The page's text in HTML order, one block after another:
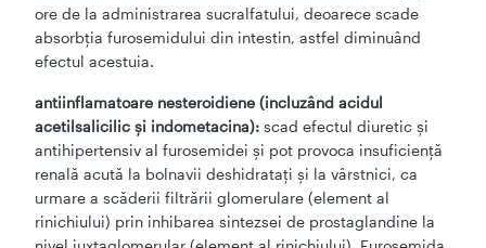
ore de la administrarea sucralfatului, deoarece scade
absorbţia furosemidului din intestin, astfel diminuând
efectul acestuia.
antiinflamatoare nesteroidiene (incluzând acidul
acetilsalicilic şi indometacina): scad efectul diuretic şi
antihipertensiv al furosemidei şi pot provoca insuficienţă
renală acută la bolnavii deshidrataţi şi la vârstnici, ca
urmare a scăderii filtrării glomerulare (element al
rinichiului) prin inhibarea sintezsei de prostaglandine la